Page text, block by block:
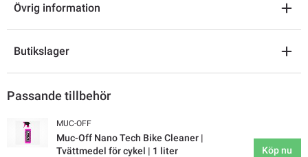
Övrig information
Butikslager
Passande tillbehör
MUC-OFF
Muc-Off Nano Tech Bike Cleaner |
Tvättmedel för cykel | 1 liter
Köp nu